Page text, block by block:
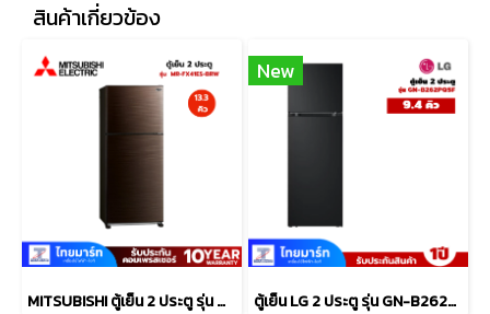
สินค้าเกี่ยวข้อง
MITSUBISHI ตู้เย็น 2 ประตู รุ่น MR-FX41ES 13.3 คิว สีบราวน์เวฟไลน์ อินเวอร์เตอร์
New
ตู้เย็น LG 2 ประตู รุ่น GN-B262PQSF.AEPPLMT